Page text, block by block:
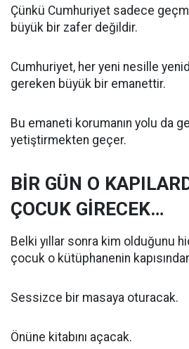
Çünkü Cumhuriyet sadece
büyük bir zafer değildir.
Cumhuriyet, her yeni nesille
gereken büyük bir emanettir.
Bu emaneti korumanın yolu da
yetiştirmekten geçer.
BİR GÜN O
ÇOCUK GİRECEK…
Belki yıllar sonra kim olduğunu
çocuk o kütüphanenin
Sessizce bir masaya oturacak.
Önüne kitabını açacak.